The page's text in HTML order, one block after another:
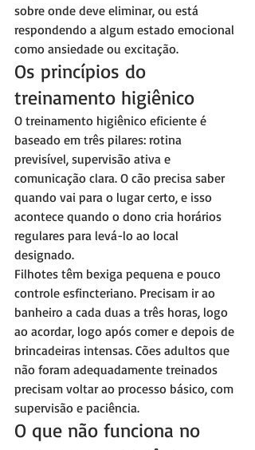
sobre onde deve eliminar, ou está
respondendo a algum estado emocional
como ansiedade ou excitação.
Os princípios do
treinamento higiênico
O treinamento higiênico eficiente é
baseado em três pilares: rotina
previsível, supervisão ativa e
comunicação clara. O cão precisa saber
quando vai para o lugar certo, e isso
acontece quando o dono cria horários
regulares para levá-lo ao local
designado.
Filhotes têm bexiga pequena e pouco
controle esfincteriano. Precisam ir ao
banheiro a cada duas a três horas, logo
ao acordar, logo após comer e depois de
brincadeiras intensas. Cões adultos que
não foram adequadamente treinados
precisam voltar ao processo básico, com
supervisão e paciência.
O que não funciona no